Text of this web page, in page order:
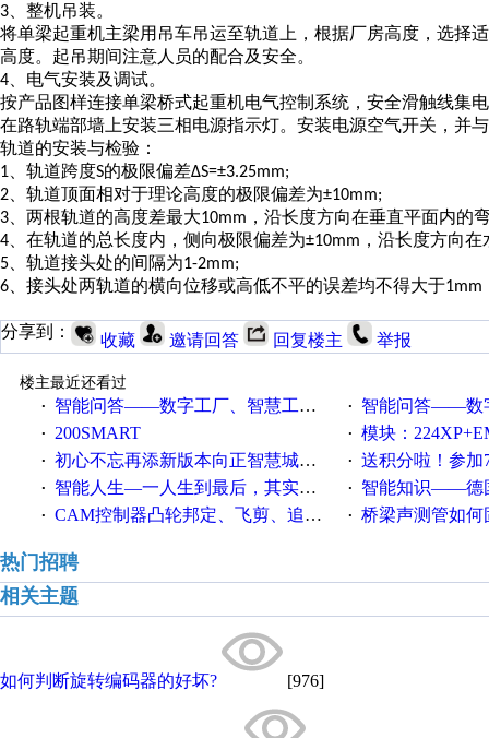
3 、整机吊装。
将单梁起重机主梁用吊车吊运至轨道上，根据厂房高度，选择
高度。起吊期间注意人员的配合及安全。
4 、电气安装及调试。
按产品图样连接单梁桥式起重机电气控制系统，安全滑触线集
在路轨端部墙上安装三相电源指示灯。安装电源空气开关，并
轨道的安装与检验：
1 、轨道跨度S的极限偏差ΔS=±3.25mm;
2 、轨道顶面相对于理论高度的极限偏差为±10mm;
3 、两根轨道的高度差最大10mm ，沿长度方向在垂直平面内的
4 、在轨道的总长度内，侧向极限偏差为±10mm ，沿长度方向
5 、轨道接头处的间隔为1-2mm;
6 、接头处两轨道的横向位移或高低不平的误差均不得大于1mm
分享到： 收藏 邀请回答 回复楼主 举报
楼主最近还看过
·
智能问答——数字工厂、智慧工厂和智能制造三者的区别是什么？ · 智能问答——数字化工厂与
· 200SMART · 模块：
· 初心不忘再添新版本向正智慧城市云展厅3.0版亮相 · 送积分啦！参加7月6日
· 智能人生—一人生到最后，其实拼的都是人品 · 智能知识——德国工业崛起
· CAM控制器凸轮邦定、飞剪、追剪等C功能块 · 桥梁声测管如何固
热门招聘
相关主题
如何判断旋转编码器的好坏? [976]